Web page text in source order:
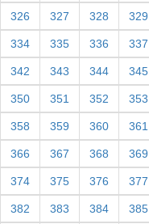
326 327 328 329
334 335 336 337
342 343 344 345
350 351 352 353
358 359 360 361
366 367 368 369
374 375 376 377
382 383 384 385